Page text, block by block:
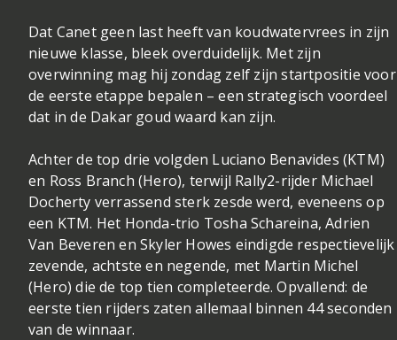
Dat Canet geen last heeft van koudwatervrees in zijn
nieuwe klasse, bleek overduidelijk. Met zijn
overwinning mag hij zondag zelf zijn startpositie voor
de eerste etappe bepalen – een strategisch voordeel
dat in de Dakar goud waard kan zijn.
Achter de top drie volgden Luciano Benavides (KTM)
en Ross Branch (Hero), terwijl Rally2-rijder Michael
Docherty verrassend sterk zesde werd, eveneens op
een KTM. Het Honda-trio Tosha Schareina, Adrien
Van Beveren en Skyler Howes eindigde respectievelijk
zevende, achtste en negende, met Martin Michel
(Hero) die de top tien completeerde. Opvallend: de
eerste tien rijders zaten allemaal binnen 44 seconden
van de winnaar.